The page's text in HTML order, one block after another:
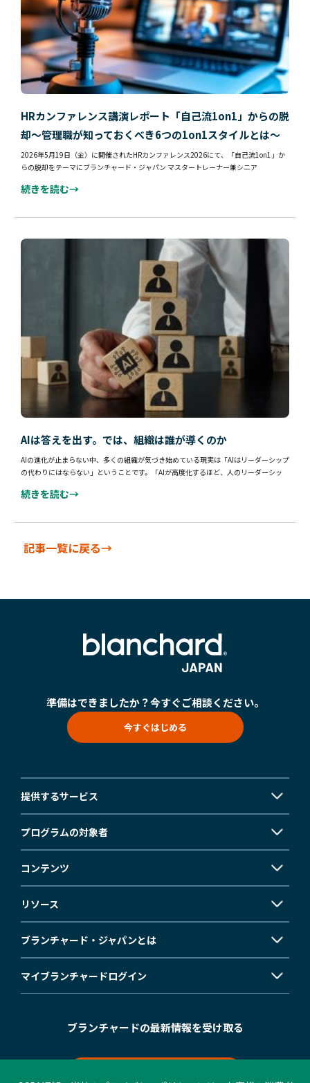
HRカンファレンス講演レポート「自己流1on1」からの脱
却～管理職が知っておくべき6つの1on1スタイルとは～
2026年5月19日（金）に開催されたHRカンファレンス2026にて、「自己流1on1」か
らの脱却をテーマにブランチャード・ジャパン マスタートレーナー兼シニア
続きを読む→
AIは答えを出す。では、組織は誰が導くのか
AIの進化が止まらない中、多くの組織が気づき始めている現実は「AIはリーダーシップ
の代わりにはならない」ということです。「AIが高度化するほど、人のリーダーシッ
続きを読む→
記事一覧に戻る→
準備はできましたか？今すぐご相談ください。
今すぐはじめる
提供するサービス
プログラムの対象者
コンテンツ
リソース
ブランチャード・ジャパンとは
マイブランチャードログイン
ブランチャードの最新情報を受け取る